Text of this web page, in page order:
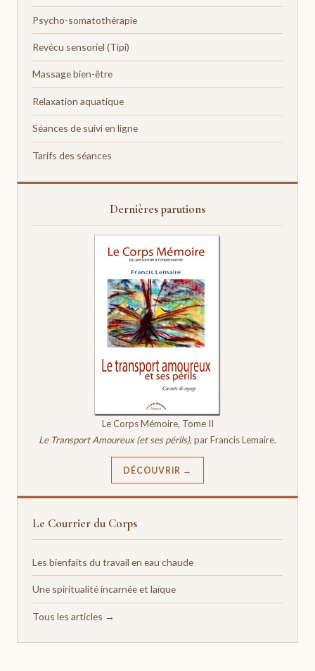
Psycho-somatothérapie
Revécu sensoriel (Tipi)
Massage bien-être
Relaxation aquatique
Séances de suivi en ligne
Tarifs des séances
Dernières parutions
Le Corps Mémoire, Tome II
Le Transport Amoureux (et ses périls), par Francis Lemaire.
DÉCOUVRIR →
Le Courrier du Corps
Les bienfaits du travail en eau chaude
Une spiritualité incarnée et laïque
Tous les articles →